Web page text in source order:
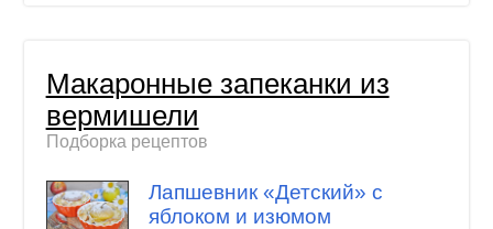
Макаронные запеканки из
вермишели
Подборка рецептов
Лапшевник «Детский» с
яблоком и изюмом